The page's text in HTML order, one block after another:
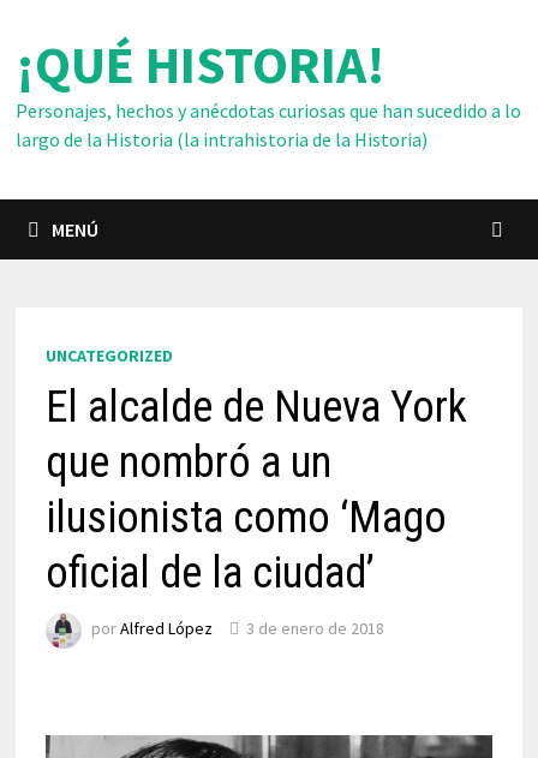
contenido
¡QUÉ HISTORIA!
Personajes, hechos y anécdotas curiosas que han sucedido a lo
largo de la Historia (la intrahistoria de la Historia)
MENÚ
UNCATEGORIZED
El alcalde de Nueva York
que nombró a un
ilusionista como ‘Mago
oficial de la ciudad’
porAlfred López 3 de enero de 2018